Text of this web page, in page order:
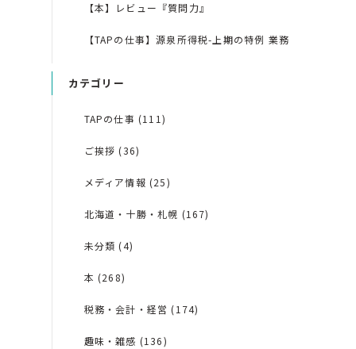
【本】レビュー『質問力』
【TAPの仕事】源泉所得税-上期の特例 業務
カテゴリー
TAPの仕事 (111)
ご挨拶 (36)
メディア情報 (25)
北海道・十勝・札幌 (167)
未分類 (4)
本 (268)
税務・会計・経営 (174)
趣味・雑感 (136)